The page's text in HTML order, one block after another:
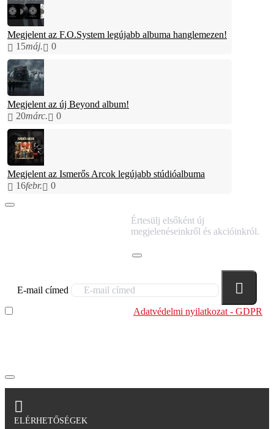
Megjelent az F.O.System legújabb albuma hanglemezen!
15máj. 0
Megjelent az új Beyond album!
20márc. 0
Megjelent az Ismerős Arcok legújabb stúdióalbuma
16febr. 0
Értesülj elsőként új
megjelenéseinkről és akcióinkról.
E-mail címed
Adatvédelmi nyilatkozat - GDPR
ELÉRHETŐSÉGEK